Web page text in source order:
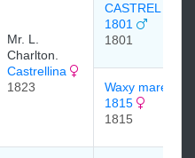
Mr. L.
Charlton.
Castrellina
1823
CASTREL
1801
1801
Waxy mare
1815
1815